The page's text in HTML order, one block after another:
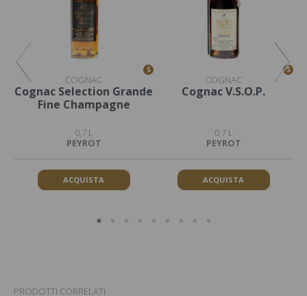
S
COGNAC
Cognac Selection Grande
Fine Champagne
0,7 L
PEYROT
ACQUISTA
S
COGNAC
Cognac V.S.O.P.
0,7 L
PEYROT
ACQUISTA
PRODOTTI CORRELATI